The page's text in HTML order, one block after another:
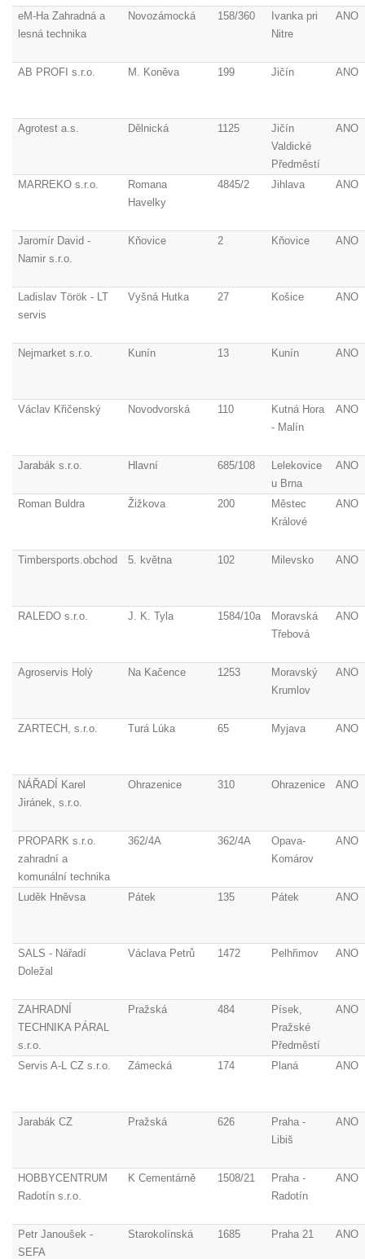
eM-Ha Zahradná a
lesná technika
Novozámocká 158/360
Ivanka pri
Nitre
ANO
AB PROFI s.r.o. M. Koněva 199 Jičín ANO
Agrotest a.s. Dělnická 1125
Jičín
Valdické
Předměstí
ANO
MARREKO s.r.o.
Romana
Havelky
4845/2 Jihlava ANO
Jaromír David -
Namir s.r.o.
Kňovice 2 Kňovice ANO
Ladislav Török - LT
servis
Vyšná Hutka 27 Košice ANO
Nejmarket s.r.o. Kunín 13 Kunín ANO
Václav Křičenský Novodvorská 110
Kutná Hora
- Malín
ANO
Jarabák s.r.o. Hlavní 685/108
Lelekovice
u Brna
ANO
Roman Buldra Žižkova 200
Městec
Králové
ANO
Timbersports.obchod 5. května 102 Milevsko ANO
RALEDO s.r.o. J. K. Tyla 1584/10a
Moravská
Třebová
ANO
Agroservis Holý Na Kačence 1253
Moravský
Krumlov
ANO
ZARTECH, s.r.o. Turá Lúka 65 Myjava ANO
NÁŘADÍ Karel
Jiránek, s.r.o.
Ohrazenice 310 Ohrazenice ANO
PROPARK s.r.o.
zahradní a
komunální technika
362/4A 362/4A
Opava-
Komárov
ANO
Luděk Hněvsa Pátek 135 Pátek ANO
SALS - Nářadí
Doležal
Václava Petrů 1472 Pelhřimov ANO
ZAHRADNÍ
TECHNIKA PÁRAL
s.r.o.
Pražská 484
Písek,
Pražské
Předměstí
ANO
Servis A-L CZ s.r.o. Zámecká 174 Planá ANO
Jarabák CZ Pražská 626
Praha -
Libiš
ANO
HOBBYCENTRUM
Radotín s.r.o.
K Cementárně 1508/21
Praha -
Radotín
ANO
Petr Janoušek -
SEFA
Starokolínská 1685 Praha 21 ANO